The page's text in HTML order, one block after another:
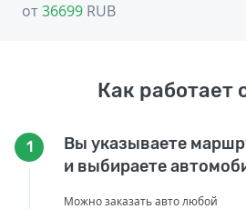
от36699 RUB
Как работает
1
Вы указываете
и выбираете
Можно заказать авто любой